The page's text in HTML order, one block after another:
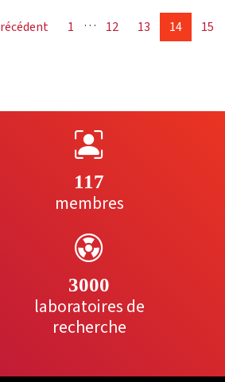
1 … 12 13 14 15
117
membres
3000
laboratoires de
recherche